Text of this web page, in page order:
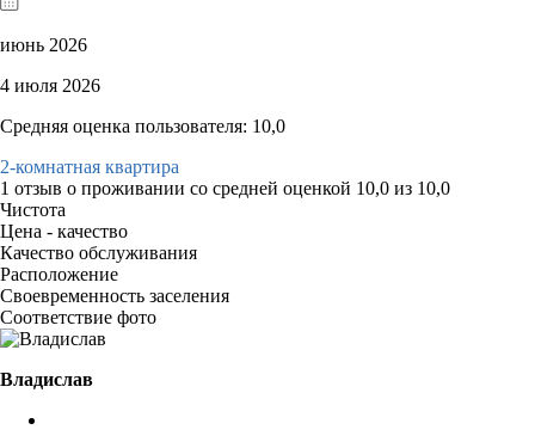
июнь 2026
4 июля 2026
Средняя оценка пользователя: 10,0
2-комнатная квартира
1 отзыв о проживании со средней оценкой 10,0 из 10,0
Чистота
Цена - качество
Качество обслуживания
Расположение
Своевременность заселения
Соответствие фото
Владислав